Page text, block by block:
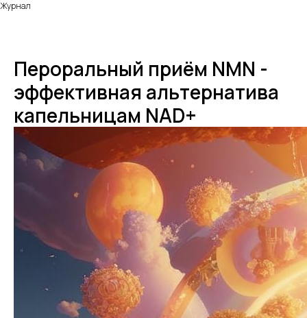
Журнал
Пероральный приём NMN -
эффективная альтернатива
капельницам NAD+